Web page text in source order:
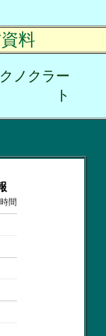
料
ノクラー
ト
間